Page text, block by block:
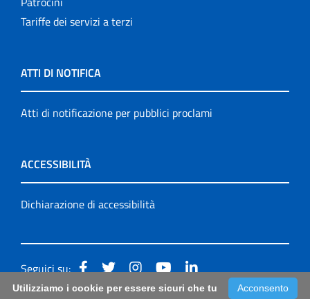
Tariffe dei servizi a terzi
ATTI DI NOTIFICA
Atti di notificazione per pubblici proclami
ACCESSIBILITÀ
Dichiarazione di accessibilità
Seguici su:
Acconsento
Utilizziamo i cookie per essere sicuri che tu